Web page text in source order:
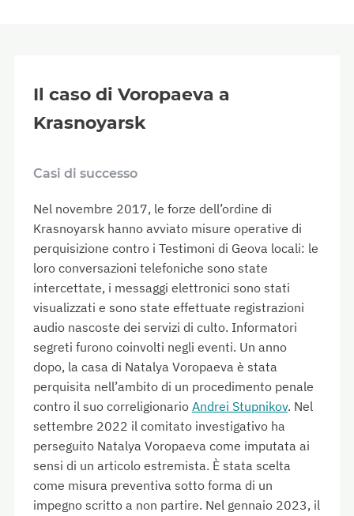
Il caso di Voropaeva a
Krasnoyarsk
Casi di successo
Nel novembre 2017, le forze dell’ordine di
Krasnoyarsk hanno avviato misure operative di
perquisizione contro i Testimoni di Geova locali: le
loro conversazioni telefoniche sono state
intercettate, i messaggi elettronici sono stati
visualizzati e sono state effettuate registrazioni
audio nascoste dei servizi di culto. Informatori
segreti furono coinvolti negli eventi. Un anno
dopo, la casa di Natalya Voropaeva è stata
perquisita nell’ambito di un procedimento penale
contro il suo correligionario Andrei Stupnikov. Nel
settembre 2022 il comitato investigativo ha
perseguito Natalya Voropaeva come imputata ai
sensi di un articolo estremista. È stata scelta
come misura preventiva sotto forma di un
impegno scritto a non partire. Nel gennaio 2023, il